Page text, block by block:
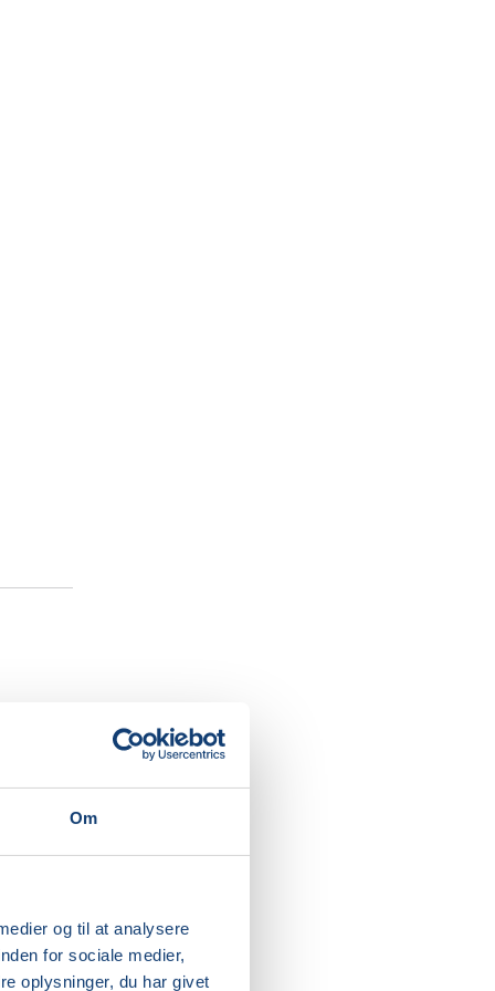
Om
og til at analysere
for sociale medier,
oplysninger, du har givet
om
og
et